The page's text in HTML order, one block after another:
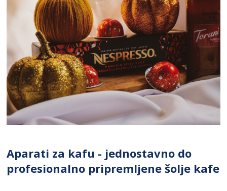
Aparati za kafu - jednostavno do
profesionalno pripremljene šolje kafe